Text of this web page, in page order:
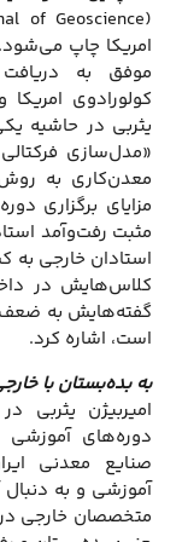
امریکا چاپ
موفق به
کولورادوی
یثربی در حاشیه
«مدل‌سازی
معدن‌کاری به
مزایای برگزاری
مثبت رفت‌وآمد
استادان خارجی به
کلاس‌هایش در
گفته‌هایش به
است، اشاره کرد.
به بده‌بستان با
امیربیژن یثربی
دوره‌های
صنایع معدنی
آموزشی و به
متخصصان خارجی